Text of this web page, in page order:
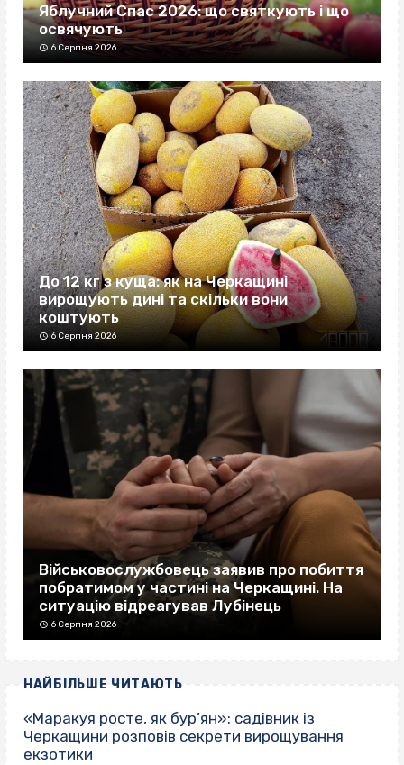
Яблучний Спас 2026: що святкують і що
освячують
6 Серпня 2026
До 12 кг з куща: як на Черкащині
вирощують дині та скільки вони
коштують
6 Серпня 2026
Військовослужбовець заявив про побиття
побратимом у частині на Черкащині. На
ситуацію відреагував Лубінець
6 Серпня 2026
НАЙБІЛЬШЕ ЧИТАЮТЬ
«Маракуя росте, як бур’ян»: садівник із
Черкащини розповів секрети вирощування
екзотики